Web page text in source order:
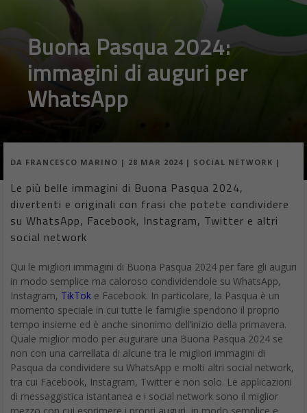
Buona Pasqua 2024:
immagini di auguri per
WhatsApp
DA FRANCESCO MARINO | 28 MAR 2024 | SOCIAL NETWORK |
Le più belle immagini di Buona Pasqua 2024,
divertenti e originali con frasi che potete condividere
su WhatsApp, Facebook, Instagram, Twitter e altri
social network
Qui le migliori immagini di Buona Pasqua 2024 per fare gli auguri
in modo semplice ma caloroso condividendole su WhatsApp,
Instagram, TikTok e Facebook. In particolare, la Pasqua è un
momento speciale in cui tutte le famiglie spendono il proprio
tempo insieme ed è anche sinonimo dell’inizio della primavera.
Quale miglior modo per augurare una Buona Pasqua 2024 se
non con una carrellata di alcune tra le migliori immagini di
Pasqua da condividere su WhatsApp e molti altri social network,
tra cui Facebook, Instagram, Twitter e non solo. Le applicazioni
di messaggistica istantanea e i social network sono il miglior